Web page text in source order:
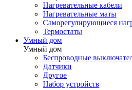
Нагревательные кабели
Нагревательные маты
Саморегулирующиеся
Термостаты
Умный дом
Умный дом
Беспроводные
Датчики
Другое
Набор устройств